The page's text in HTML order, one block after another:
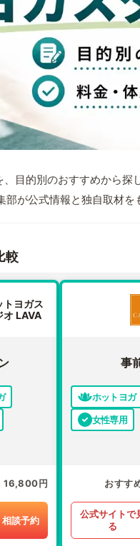
目的別のおすすめから
が公式情報と独自取材を
較
トヨガス
オ LAVA
16,800円
談予約
事
ホットヨガ
女性専用
おすす
公式サイトで
る